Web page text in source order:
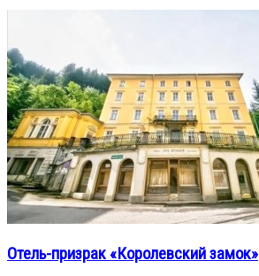
Отель-призрак «Королевский замок»